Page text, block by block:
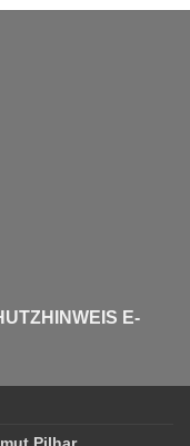
E-